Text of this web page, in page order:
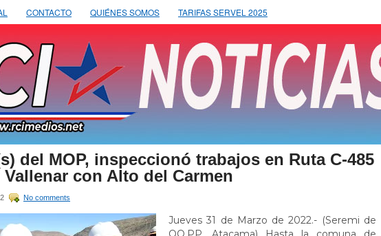
CONTACTO QUIÉNES SOMOS TARIFAS SERVEL 2025
del MOP, inspeccionó trabajos en Ruta C-485
Vallenar con Alto del Carmen
No comments
Jueves 31 de Marzo de 2022.- (Seremi de